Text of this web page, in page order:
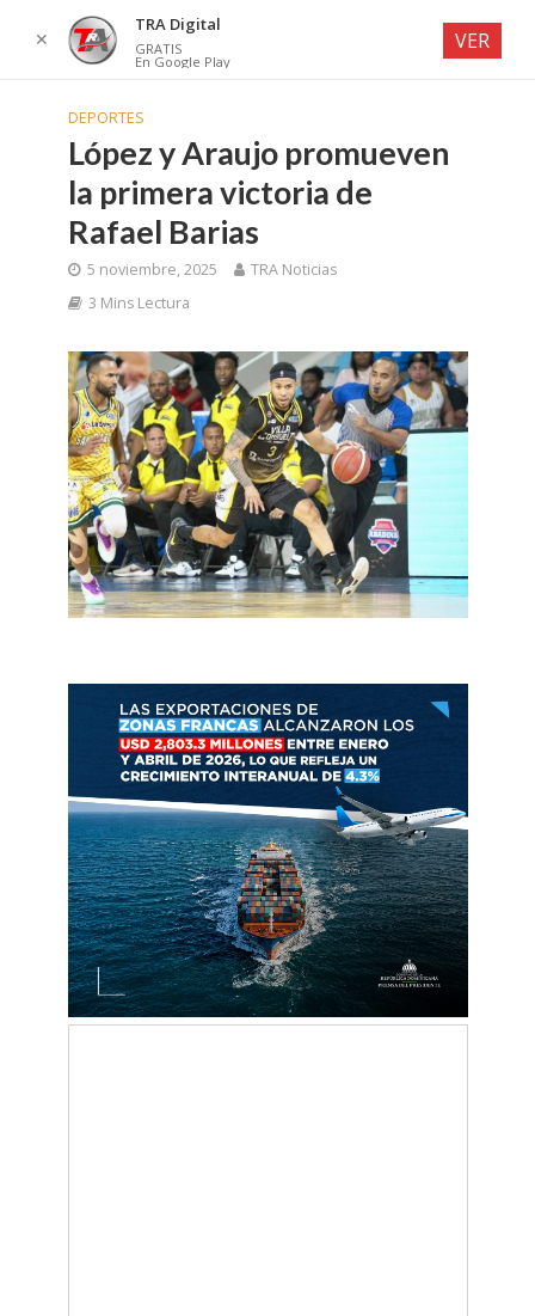
DEPORTES
López y Araujo promueven
la primera victoria de
Rafael Barias
5 noviembre, 2025
TRA Noticias
3 Mins Lectura
✕
TRA Digital
GRATIS
En Google Play
VER